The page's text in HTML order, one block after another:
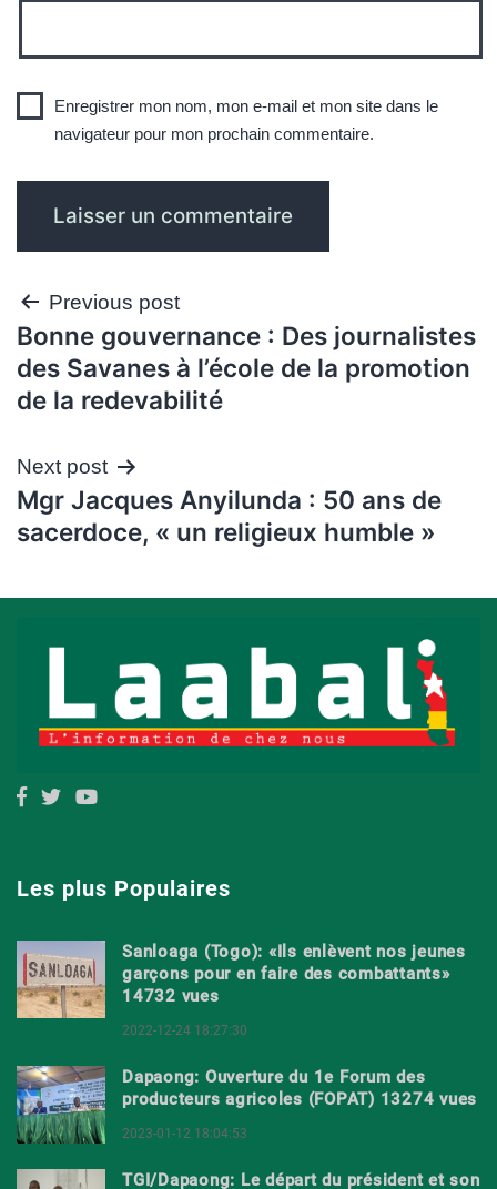
Enregistrer mon nom, mon e-mail et mon site dans le
navigateur pour mon prochain commentaire.
Navigation
de
l’article
Previous post
Bonne gouvernance : Des journalistes
des Savanes à l’école de la promotion
de la redevabilité
Next post
Mgr Jacques Anyilunda : 50 ans de
sacerdoce, « un religieux humble »
Les plus Populaires
Sanloaga (Togo): «Ils enlèvent nos jeunes
garçons pour en faire des combattants»
14732 vues
2022-12-24 18:27:30
Dapaong: Ouverture du 1e Forum des
producteurs agricoles (FOPAT) 13274 vues
2023-01-12 18:04:53
TGI/Dapaong: Le départ du président et son